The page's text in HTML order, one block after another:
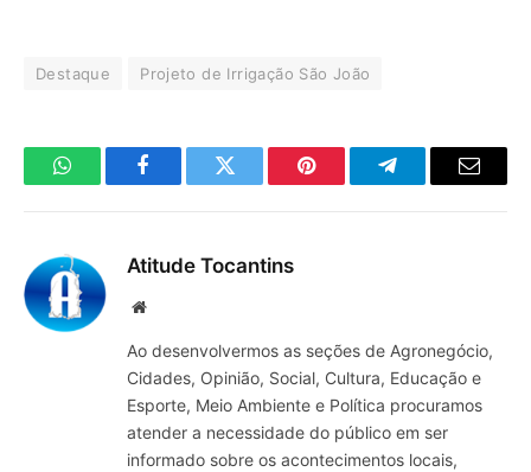
Destaque Projeto de Irrigação São João
WhatsAppFacebookTwitter Pinterest TelegramaE-
Atitude Tocantins
Site
Ao desenvolvermos as seções de Agronegócio,
Cidades, Opinião, Social, Cultura, Educação e
Esporte, Meio Ambiente e Política procuramos
atender a necessidade do público em ser
informado sobre os acontecimentos locais,